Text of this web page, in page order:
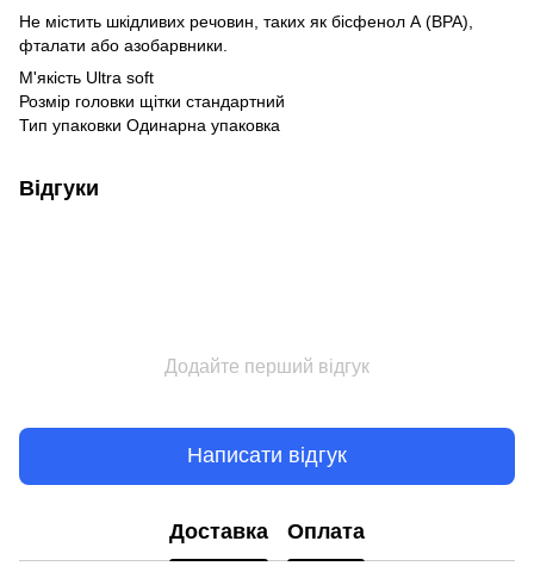
Не містить шкідливих речовин, таких як бісфенол А (BPA),
фталати або азобарвники.
М'якість Ultra soft
Розмір головки щітки стандартний
Тип упаковки Одинарна упаковка
Відгуки
Додайте перший відгук
Написати відгук
Доставка Оплата